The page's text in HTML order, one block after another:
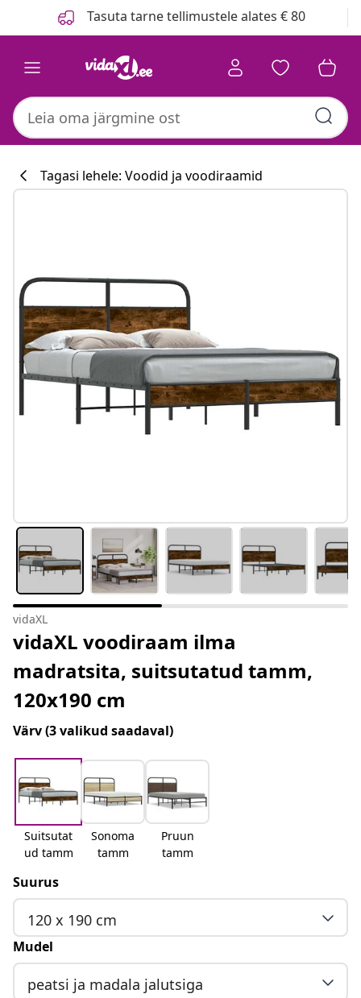
Tasuta tarne tellimustele alates € 80
#sharemevidaxl
Tagasi lehele: Voodid ja voodiraamid
vidaXL
vidaXL voodiraam ilma
madratsita, suitsutatud tamm,
120x190 cm
Värv(3 valikud saadaval)
Suitsutat
ud tamm
Sonoma
tamm
Pruun
tamm
Suurus
120 x 190 cm
Mudel
peatsi ja madala jalutsiga